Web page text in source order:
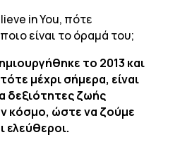
in You, πότε
είναι το όραμά του;
το 2013 και
μέχρι σήμερα, είναι
δεξιότητες ζωής
κόσμο, ώστε να ζούμε
ελεύθεροι.